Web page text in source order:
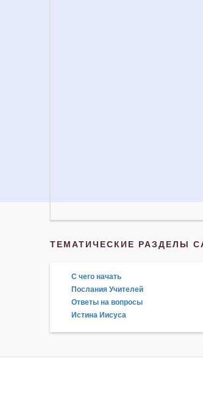
ТЕМАТИЧЕСКИЕ РАЗДЕЛЫ
С чего начать
Послания Учителей
Ответы на вопросы
Истина Иисуса